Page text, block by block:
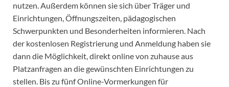
nutzen. Außerdem können sie sich über Träger und
Einrichtungen, Öffnungszeiten, pädagogischen
Schwerpunkten und Besonderheiten informieren. Nach
der kostenlosen Registrierung und Anmeldung haben sie
dann die Möglichkeit, direkt online von zuhause aus
Platzanfragen an die gewünschten Einrichtungen zu
stellen. Bis zu fünf Online-Vormerkungen für